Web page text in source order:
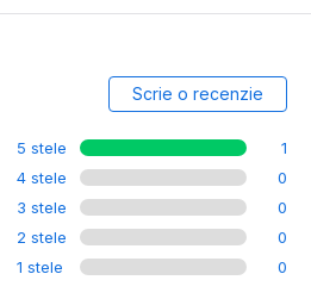
Scrie o recenzie
5 stele
1
4 stele
0
3 stele
0
2 stele
0
1 stele
0